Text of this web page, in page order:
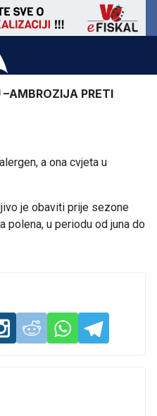
PRETI
a ona cvjeta u
je obaviti prije sezone
polena, u periodu od juna do